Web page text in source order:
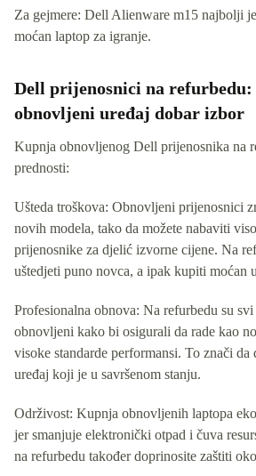
Za gejmere: Dell Alienware m15 najbolji
moćan laptop za igranje.
Dell prijenosnici na refurbedu:
obnovljeni uređaj dobar izbor
Kupnja obnovljenog Dell prijenosnika na
prednosti:
Ušteda troškova: Obnovljeni prijenosnici
novih modela, tako da možete nabaviti
prijenosnike za djelić izvorne cijene. Na
uštedjeti puno novca, a ipak kupiti moćan
Profesionalna obnova: Na refurbedu su
obnovljeni kako bi osigurali da rade kao
visoke standarde performansi. To znači da
uređaj koji je u savršenom stanju.
Održivost: Kupnja obnovljenih laptopa
jer smanjuje elektronički otpad i čuva
na refurbedu također doprinosite zaštiti